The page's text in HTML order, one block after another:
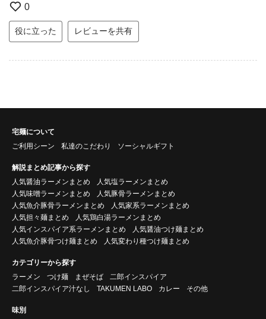
0
役に立った レビューを共有
宅麺について
ご利用シーン
私達のこだわり ソーシャルギフト
解説まとめ記事から探す
人気醤油ラーメンまとめ
人気塩ラーメンまとめ
人気味噌ラーメンまとめ
人気豚骨ラーメンまとめ
人気魚介豚骨ラーメンまとめ
人気家系ラーメンまとめ
人気担々麺まとめ
人気鶏白湯ラーメンまとめ
人気インスパイア系ラーメンまとめ
人気醤油つけ麺まとめ
人気魚介豚骨つけ麺まとめ
人気変わり種つけ麺まとめ
カテゴリーから探す
ラーメン
つけ麺 まぜそば
二郎インスパイア
二郎インスパイア汁なし
TAKUMEN LABO カレー その他
味別